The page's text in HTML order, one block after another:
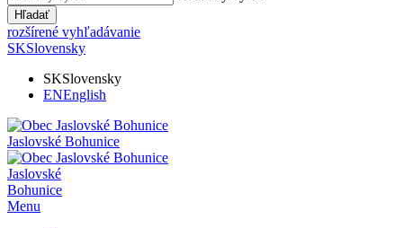
Hľadať
rozšírené vyhľadávanie
SKSlovensky
SKSlovensky
ENEnglish
Jaslovské Bohunice
Jaslovské
Bohunice
Menu